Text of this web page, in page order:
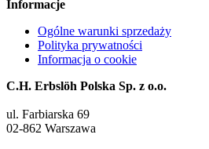
Informacje
Ogólne warunki sprzedaży
Polityka prywatności
Informacja o cookie
C.H. Erbslöh Polska Sp. z o.o.
ul. Farbiarska 69
02-862 Warszawa